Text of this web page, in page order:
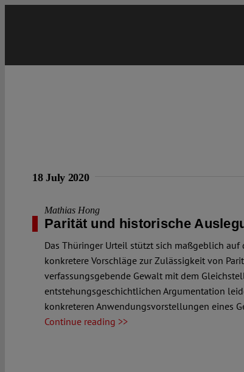
18 July 2020
Mathias Hong
Parität und historische
Das Thüringer Urteil stützt sich maßgeblich
konkretere Vorschläge zur Zulässigkeit von
verfassungsgebende Gewalt mit dem
entstehungsgeschichtlichen Argumentation
konkreteren Anwendungsvorstellungen eines
Continue reading >>